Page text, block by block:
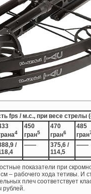
fps / м.с., при весе стрелы
4
450
гран5
470
гран6
485
гран
/
——
375,6 /
114,5
——
показатели при
см – рабочего хода тетивы.
плеч соответствует
рублей.